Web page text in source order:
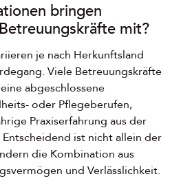
bringen
mit?
je nach Herkunftsland
Viele Betreuungskräfte
abgeschlossene
oder Pflegeberufen,
Praxiserfahrung aus der
ist nicht allein der
die Kombination aus
und Verlässlichkeit.